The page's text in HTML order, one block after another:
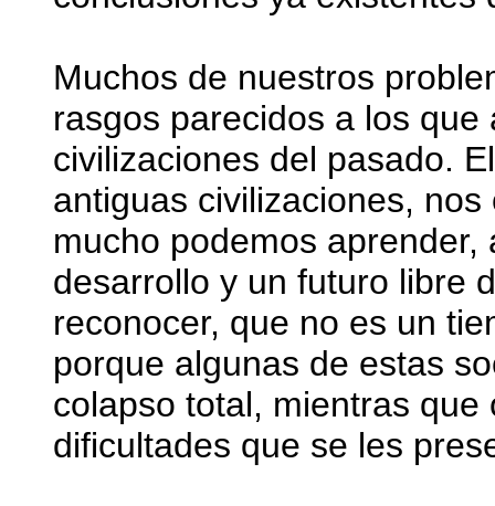
Muchos de nuestros
rasgos parecidos a los
civilizaciones del pasado.
antiguas civilizaciones,
mucho podemos
desarrollo y un futuro libre
reconocer, que no es un
porque algunas de estas
colapso total, mientras
dificultades que se les